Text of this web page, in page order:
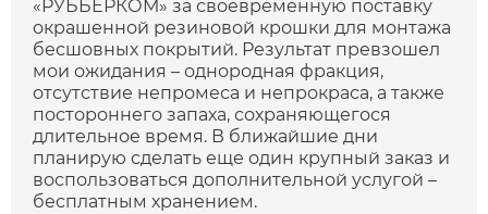
«РУББЕРКОМ» за своевременную поставку
окрашенной резиновой крошки для монтажа
бесшовных покрытий. Результат превзошел
мои ожидания – однородная фракция,
отсутствие непромеса и непрокраса, а также
постороннего запаха, сохраняющегося
длительное время. В ближайшие дни
планирую сделать еще один крупный заказ и
воспользоваться дополнительной услугой –
бесплатным хранением.